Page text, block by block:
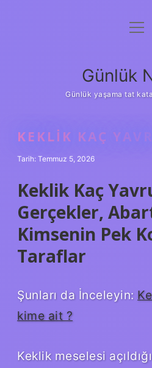
Anasayfa
Yasal
Günlük
Günlük yaşama tat
KEKLIK KAÇ
Tarih: Temmuz 5, 2026
Keklik Kaç
Gerçekler,
Kimsenin Pek
Taraflar
Şunları da İnceleyin:
kime ait ?
Keklik meselesi